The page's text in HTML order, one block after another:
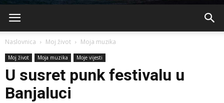
Naslovnica Moj život Moja muzika
Moj život Moja muzika Moje vijesti
U susret punk festivalu u
Banjaluci